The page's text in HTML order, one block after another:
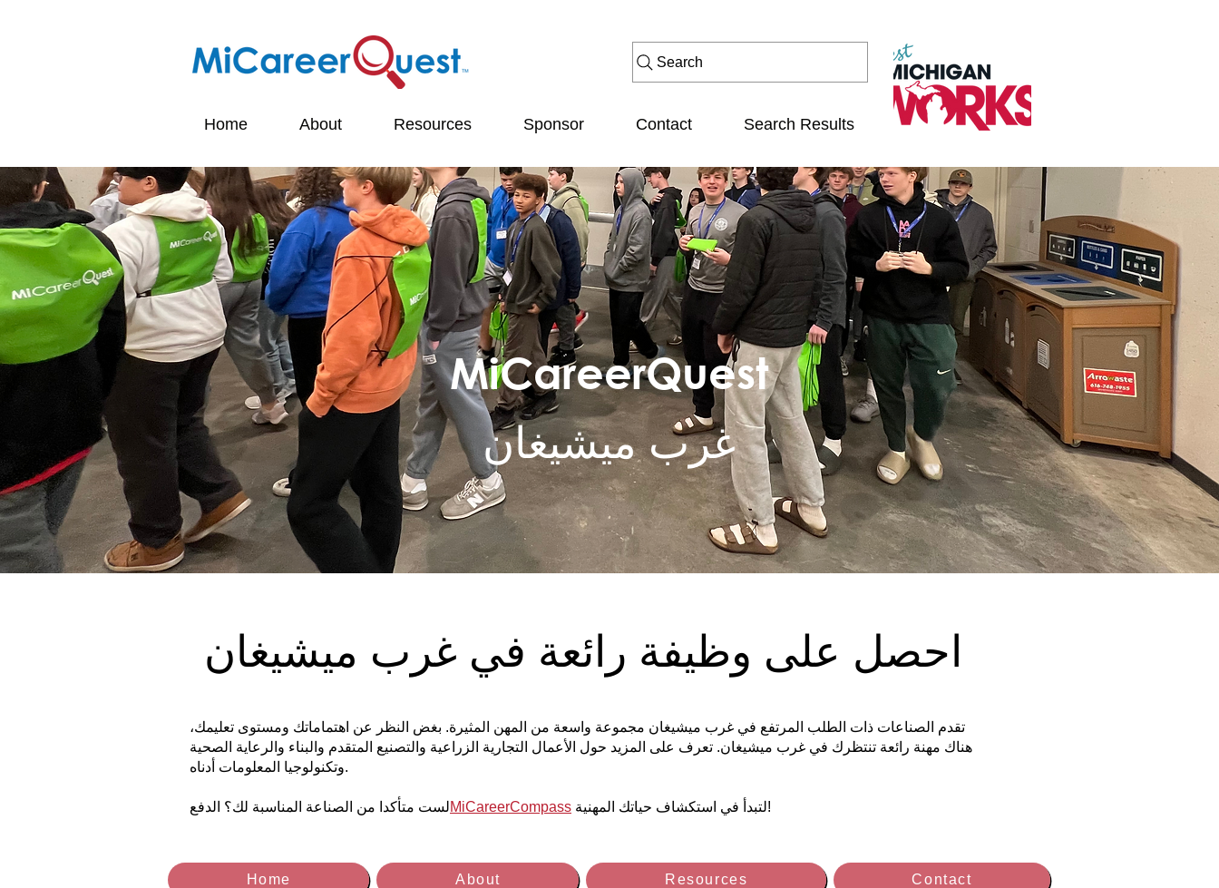
Search
Home About Resources Sponsor Contact Search Results
MiCareerQuest
غرب ميشيغان
احصل على وظيفة رائعة في غرب ميشيغان
تقدم الصناعات ذات الطلب المرتفع في غرب ميشيغان مجموعة واسعة من المهن المثيرة. بغض النظر عن اهتماماتك ومستوى تعليمك،
هناك مهنة رائعة تنتظرك في غرب ميشيغان. تعرف على المزيد حول الأعمال التجارية الزراعية والتصنيع المتقدم والبناء والرعاية الصحية
وتكنولوجيا المعلومات أدناه.
لست متأكدا من الصناعة المناسبة لك؟ الدفعMiCareerCompass لتبدأ في استكشاف حياتك المهنية!
Home About Resources Contact